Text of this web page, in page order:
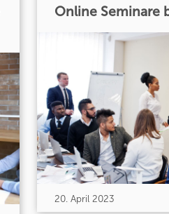
Online Seminare
20. April 2023